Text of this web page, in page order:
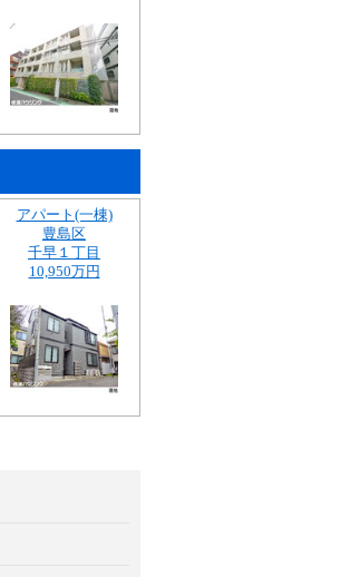
アパート(一棟)
豊島区
千早１丁目
10,950万円